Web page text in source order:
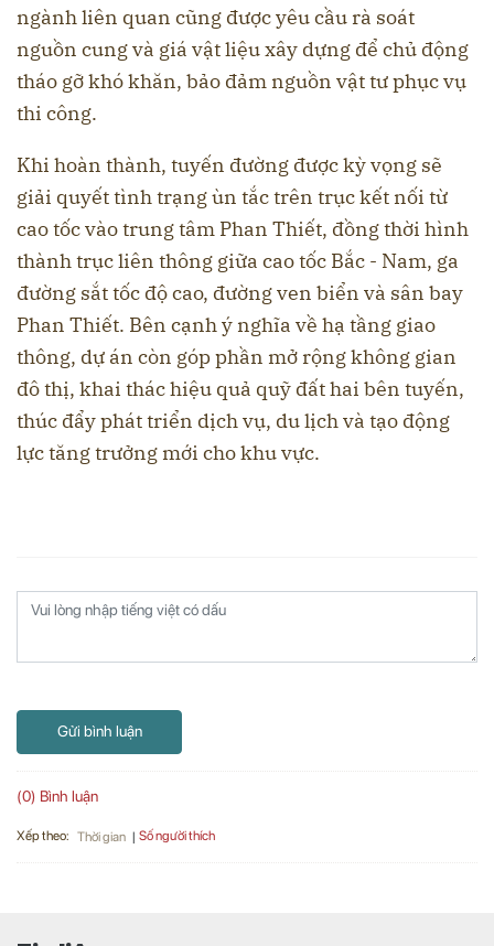
ngành liên quan cũng được yêu cầu rà soát
nguồn cung và giá vật liệu xây dựng để chủ động
tháo gỡ khó khăn, bảo đảm nguồn vật tư phục vụ
thi công.
Khi hoàn thành, tuyến đường được kỳ vọng sẽ
giải quyết tình trạng ùn tắc trên trục kết nối từ
cao tốc vào trung tâm Phan Thiết, đồng thời hình
thành trục liên thông giữa cao tốc Bắc - Nam, ga
đường sắt tốc độ cao, đường ven biển và sân bay
Phan Thiết. Bên cạnh ý nghĩa về hạ tầng giao
thông, dự án còn góp phần mở rộng không gian
đô thị, khai thác hiệu quả quỹ đất hai bên tuyến,
thúc đẩy phát triển dịch vụ, du lịch và tạo động
lực tăng trưởng mới cho khu vực.
Gửi bình luận
(0) Bình luận
Xếp theo: Thời gian Số người thích